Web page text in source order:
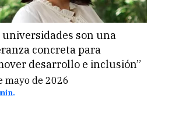
10% de la inversión en
en Latinoamérica se
a la educación escolar
marzo de 2026
min.